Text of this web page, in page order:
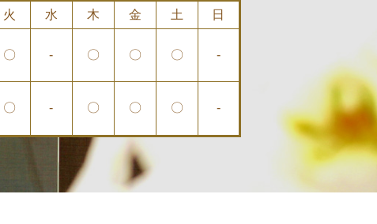
火 水 木 金 土 日
〇 - 〇 〇 〇 -
〇 - 〇 〇 〇 -